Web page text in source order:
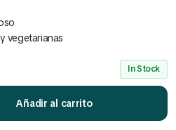
vegetarianas
In Stock
Añadir al carrito